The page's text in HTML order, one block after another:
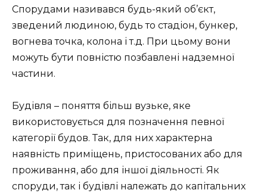
Спорудами називався будь-який об’єкт,
зведений людиною, будь то стадіон, бункер,
вогнева точка, колона і т.д. При цьому вони
можуть бути повністю позбавлені надземної
частини.
Будівля – поняття більш вузьке, яке
використовується для позначення певної
категорії будов. Так, для них характерна
наявність приміщень, пристосованих або для
проживання, або для іншої діяльності. Як
споруди, так і будівлі належать до капітальних